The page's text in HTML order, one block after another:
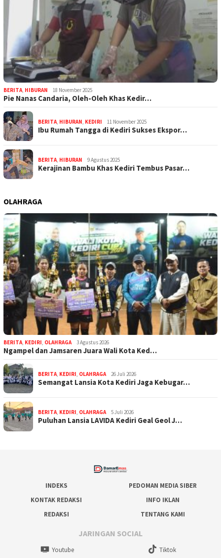
BERITA, HIBURAN 18 November 2025
Pie Nanas Candaria, Oleh-Oleh Khas Kedir…
BERITA, HIBURAN, KEDIRI 11 November 2025
Ibu Rumah Tangga di Kediri Sukses Ekspor…
BERITA, HIBURAN 9 Agustus 2025
Kerajinan Bambu Khas Kediri Tembus Pasar…
OLAHRAGA
BERITA KEDIRI OLAHRAGA 3 Agustus 2026
Ngampel dan Jamsaren Juara Wali Kota Ked…
BERITA KEDIRI OLAHRAGA 26 Juli 2026
Semangat Lansia Kota Kediri Jaga Kebugar…
BERITA KEDIRI OLAHRAGA 5 Juli 2026
Puluhan Lansia LAVIDA Kediri Geal Geol J…
INDEKS
PEDOMAN MEDIA SIBER
KONTAK REDAKSI
INFO IKLAN
REDAKSI
TENTANG KAMI
JARINGAN SOCIAL
Youtube Tiktok